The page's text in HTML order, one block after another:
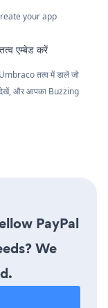
your app
एम्बेड करें
तत्व में डालें जो
देखें, और आपका Buzzing
PayPal
We